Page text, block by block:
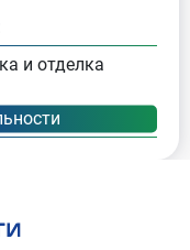
и отделка